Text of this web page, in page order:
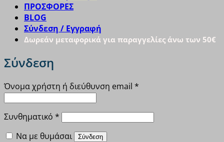
ΠΡΟΣΦΟΡΕΣ
BLOG
Σύνδεση / Εγγραφή
Δωρεάν μεταφορικά για παραγγελίες άνω των 50€
Σύνδεση
Όνομα χρήστη ή διεύθυνση email *
Συνθηματικό * Απαιτείται
Να με θυμάσαι
Σύνδεση